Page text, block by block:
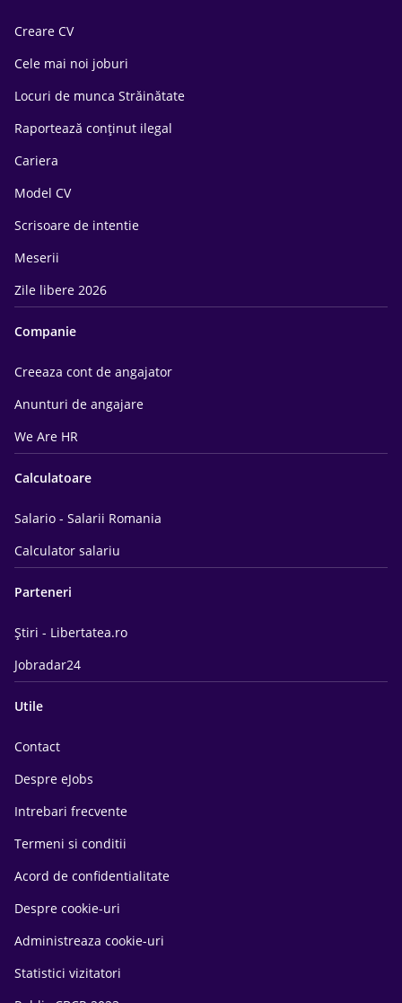
Creare CV
Cele mai noi joburi
Locuri de munca Străinătate
Raportează conținut ilegal
Cariera
Model CV
Scrisoare de intentie
Meserii
Zile libere 2026
Companie
Creeaza cont de angajator
Anunturi de angajare
We Are HR
Calculatoare
Salario - Salarii Romania
Calculator salariu
Parteneri
Știri - Libertatea.ro
Jobradar24
Utile
Contact
Despre eJobs
Intrebari frecvente
Termeni si conditii
Acord de confidentialitate
Despre cookie-uri
Administreaza cookie-uri
Statistici vizitatori